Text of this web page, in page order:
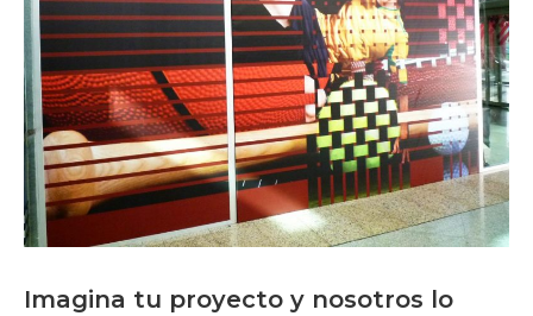
Imagina tu proyecto y nosotros lo